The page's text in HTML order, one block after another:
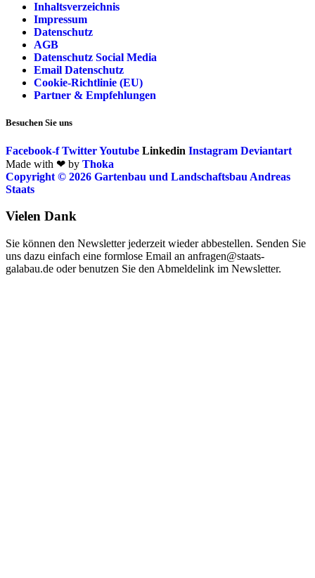
Inhaltsverzeichnis
Impressum
Datenschutz
AGB
Datenschutz Social Media
Email Datenschutz
Cookie-Richtlinie (EU)
Partner & Empfehlungen
Besuchen Sie uns
Facebook-f TwitterYoutube Linkedin Instagram Deviantart
Made with ❤ by Thoka
Copyright © 2026 Gartenbau und Landschaftsbau Andreas
Staats
Vielen Dank
Sie können den Newsletter jederzeit wieder abbestellen. Senden Sie
uns dazu einfach eine formlose Email an anfragen@staats-
galabau.de oder benutzen Sie den Abmeldelink im Newsletter.